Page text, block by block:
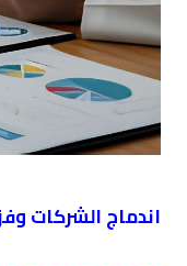
اندماج الشركات